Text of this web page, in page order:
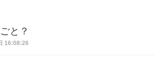
と？
16:08:26